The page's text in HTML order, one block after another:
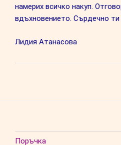
намерих всичко накуп.
вдъхновението. Сърдечно ти
Лидия Атанасова
Поръчка